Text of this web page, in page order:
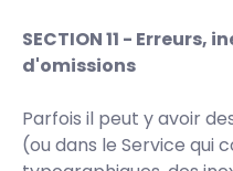
SECTION 11 - Erreurs,
d'omissions
Parfois il peut y avoir
(ou dans le Service qui